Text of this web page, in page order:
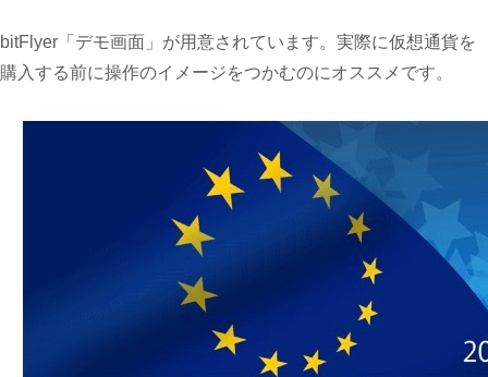
bitFlyer「デモ画面」が用意されています。実際に仮想通貨を
購入する前に操作のイメージをつかむのにオススメです。